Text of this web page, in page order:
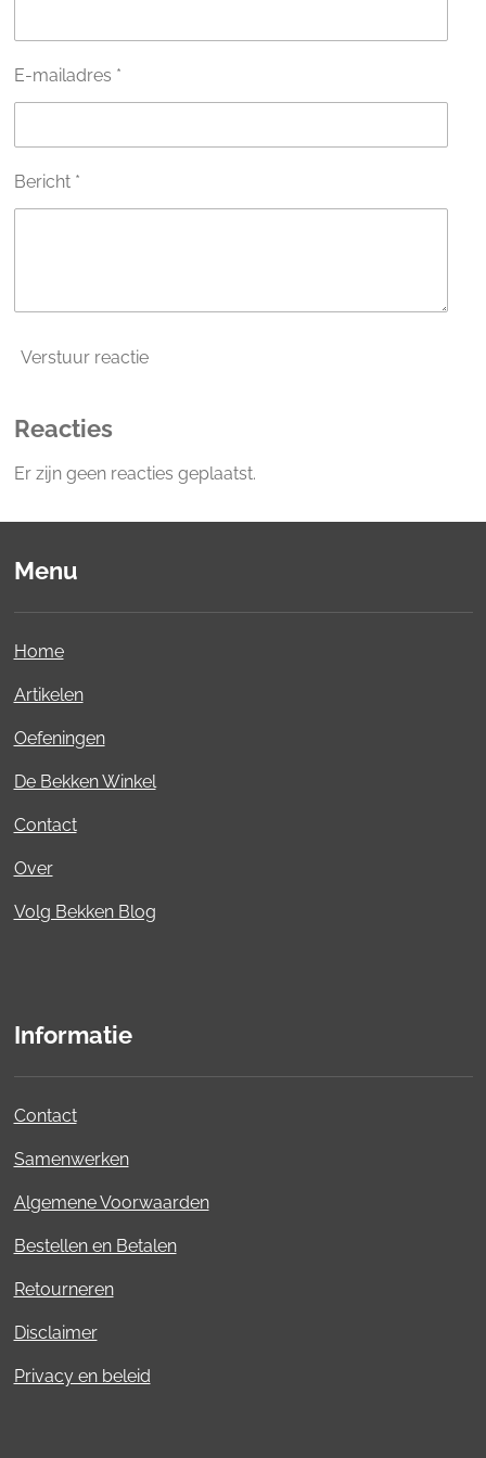
r
e
E-mailadres *
Bericht *
Verstuur reactie
Reacties
Er zijn geen reacties geplaatst.
Menu
Home
Artikelen
Oefeningen
De Bekken Winkel
Contact
Over
Volg Bekken Blog
Informatie
Contact
Samenwerken
Algemene Voorwaarden
Bestellen en Betalen
Retourneren
Disclaimer
Privacy en beleid